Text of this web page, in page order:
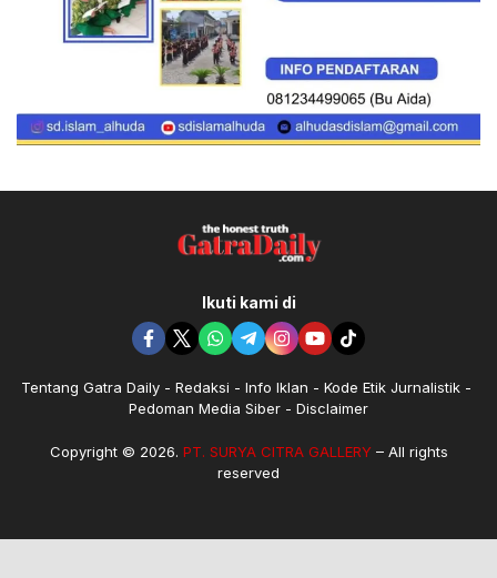
Ikuti kami di
Tentang Gatra Daily Redaksi Info Iklan
Kode Etik Jurnalistik
Pedoman Media Siber
Disclaimer
Copyright © 2026. PT. SURYA CITRA GALLERY– All rights
reserved